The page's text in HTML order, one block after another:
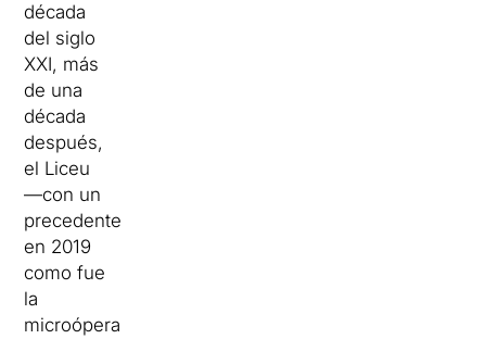
década
del siglo
XXI, más
de una
década
después,
el Liceu
—con un
precedente
en 2019
como fue
la
microópera